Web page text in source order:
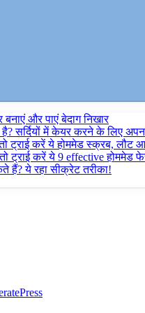
और पाएं बेदाग निखार
सर्दियों में केयर करने के लिए
ट्राई करें ये होममेड स्क्रब, लौट
ट्राई करें ये 9 effective होममेड
ये रहा सीक्रेट तरीका!